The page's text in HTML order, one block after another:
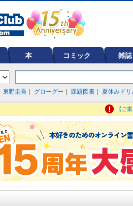
本 コミック 雑誌
東野圭吾 グローグー 課題図書 夏休みドリ
【ご